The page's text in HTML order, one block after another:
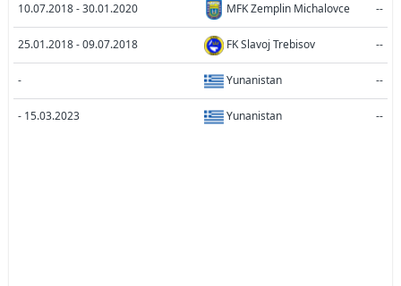
10.07.2018 - 30.01.2020 MFK Zemplin Michalovce --
25.01.2018 - 09.07.2018 FK Slavoj Trebisov --
- Yunanistan --
- 15.03.2023 Yunanistan --